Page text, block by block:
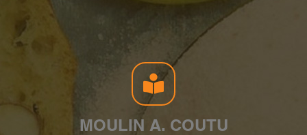
MOULIN A. COUTU